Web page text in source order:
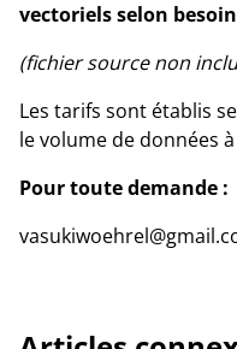
vectoriels selon besoin
(fichier source non
Les tarifs sont établis
le volume de données
Pour toute demande :